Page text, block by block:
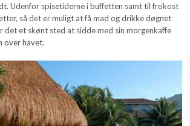
Udenfor spisetiderne i buffetten samt til frokost
så det er muligt at få mad og drikke døgnet
det et skønt sted at sidde med sin morgenkaffe
over havet.